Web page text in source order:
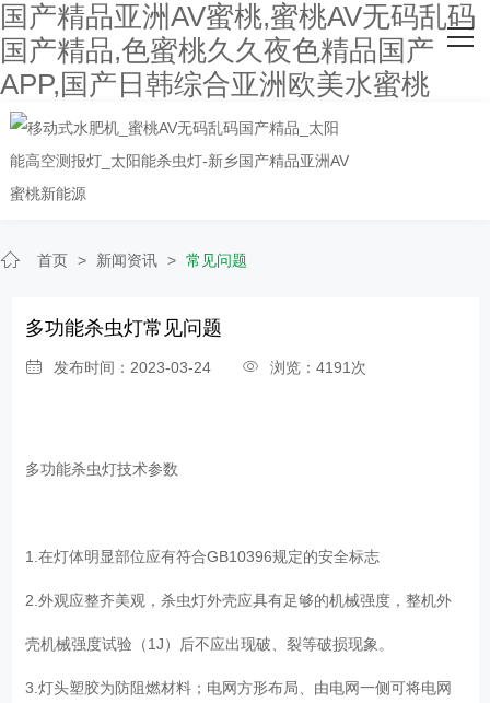
国产精品亚洲AV蜜桃,蜜桃AV无码乱码
国产精品,色蜜桃久久夜色精品国产
APP,国产日韩综合亚洲欧美水蜜桃
网站首页
关于国产精品亚洲AV蜜桃
主营产品
客户案例
人才招聘
联系国产精品亚洲AV蜜桃
首页 > 新闻资讯 > 常见问题
多功能杀虫灯常见问题
发布时间：2023-03-24 浏览：4191次
多功能杀虫灯技术参数
1.在灯体明显部位应有符合GB10396规定的安全标志
2.外观应整齐美观，杀虫灯外壳应具有足够的机械强度，整机外
壳机械强度试验（1J）后不应出现破、裂等破损现象。
3.灯头塑胶为防阻燃材料；电网方形布局、由电网一侧可将电网